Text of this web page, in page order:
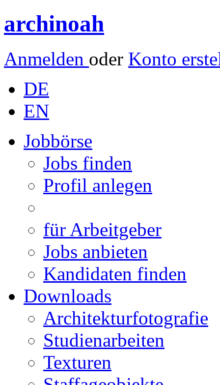
archinoah
Anmelden oder Konto
DE
EN
Jobbörse
Jobs finden
Profil anlegen
für Arbeitgeber
Jobs anbieten
Kandidaten finden
Downloads
Architekturfotografie
Studienarbeiten
Texturen